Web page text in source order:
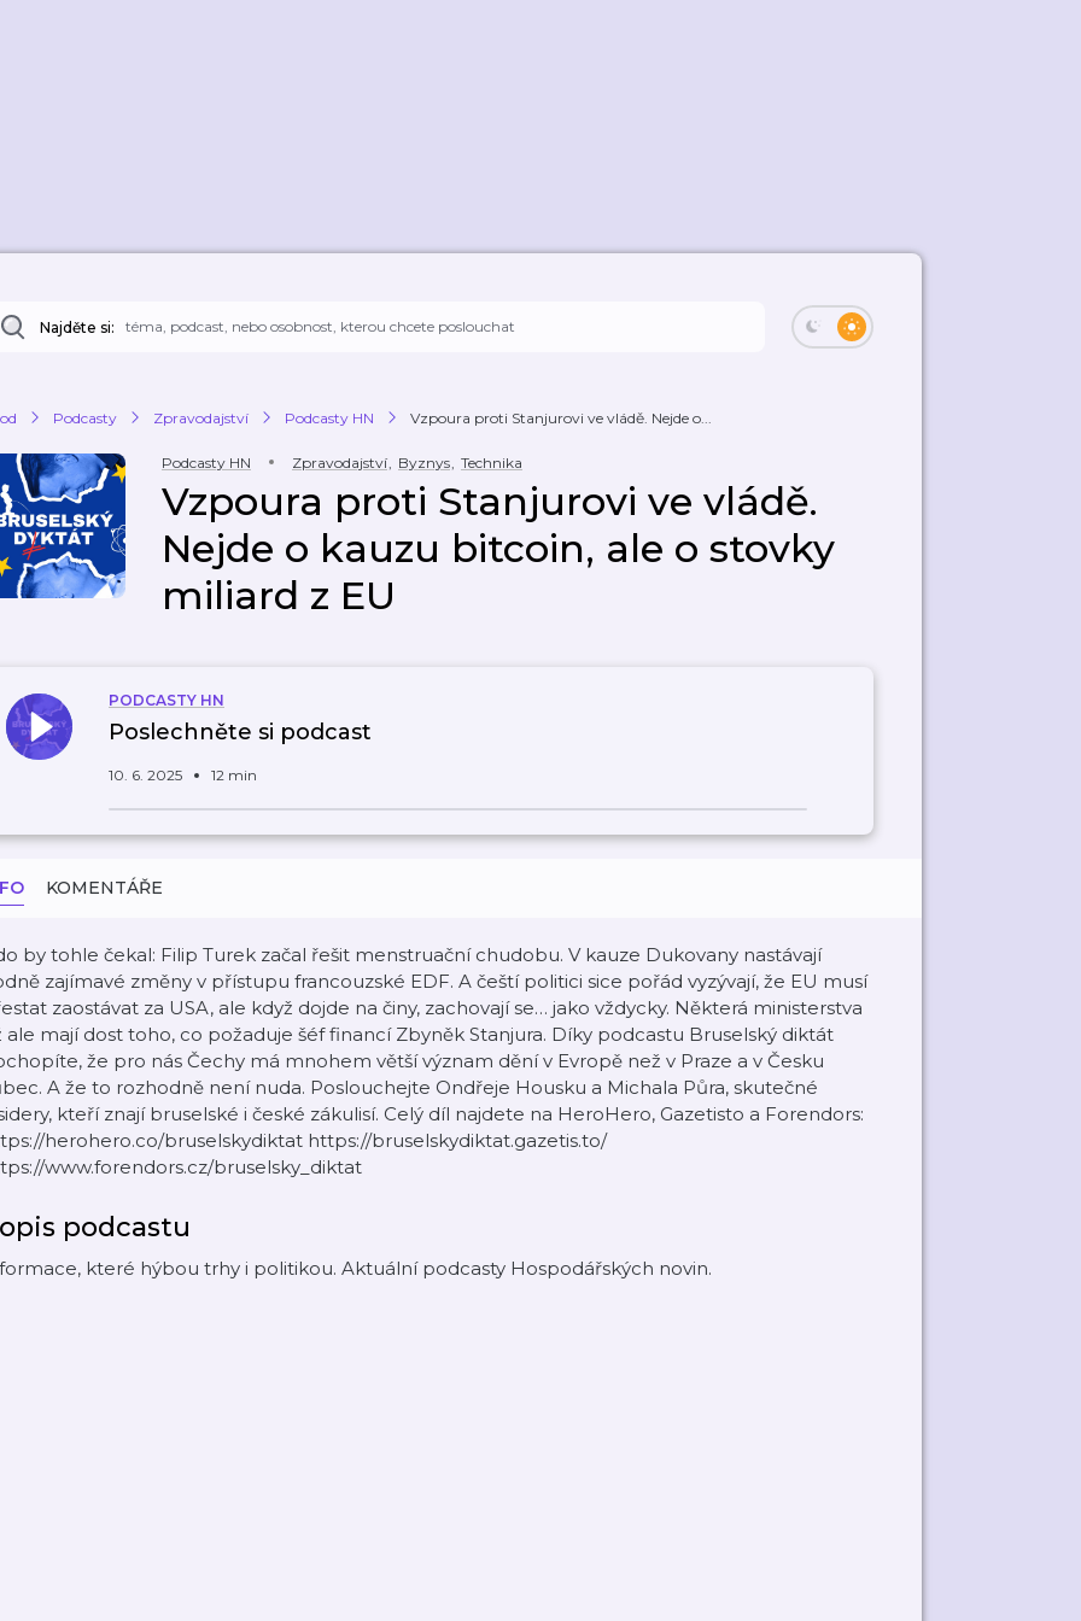
Najděte si:
Podcasty Zpravodajství Podcasty HN Vzpoura proti Stanjurovi ve vládě. Nejde o...
Podcasty HN Zpravodajství, Byznys, Technika
Vzpoura proti Stanjurovi ve vládě.
Nejde o kauzu bitcoin, ale o stovky
miliard z EU
PODCASTY HN
Poslechněte si podcast
10. 6. 2025 12 min
KOMENTÁŘE
by tohle čekal: Filip Turek začal řešit menstruační chudobu. V kauze Dukovany nastávají
zajímavé změny v přístupu francouzské EDF. A čeští politici sice pořád vyzývají, že EU musí
zaostávat za USA, ale když dojde na činy, zachovají se… jako vždycky. Některá ministerstva
ale mají dost toho, co požaduje šéf financí Zbyněk Stanjura. Díky podcastu Bruselský diktát
že pro nás Čechy má mnohem větší význam dění v Evropě než v Praze a v Česku
A že to rozhodně není nuda. Poslouchejte Ondřeje Housku a Michala Půra, skutečné
kteří znají bruselské i české zákulisí. Celý díl najdete na HeroHero, Gazetisto a Forendors:
herohero.co/bruselskydiktat https://bruselskydiktat.gazetis.to/
www.forendors.cz/bruselsky_diktat
podcastu
které hýbou trhy i politikou. Aktuální podcasty Hospodářských novin.